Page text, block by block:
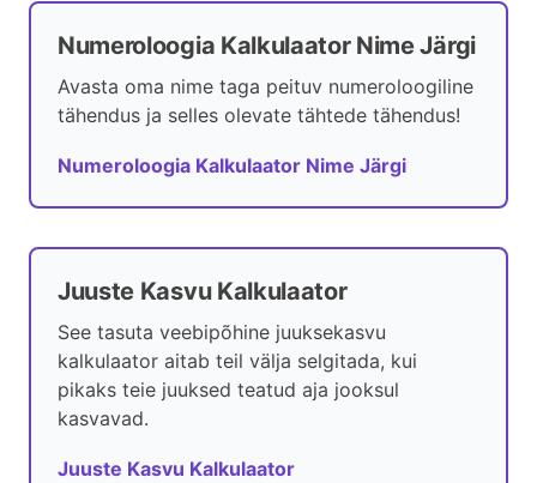
Numeroloogia Kalkulaator Nime Järgi
Avasta oma nime taga peituv numeroloogiline
tähendus ja selles olevate tähtede tähendus!
Numeroloogia Kalkulaator Nime Järgi
Juuste Kasvu Kalkulaator
See tasuta veebipõhine juuksekasvu
kalkulaator aitab teil välja selgitada, kui
pikaks teie juuksed teatud aja jooksul
kasvavad.
Juuste Kasvu Kalkulaator